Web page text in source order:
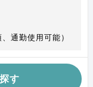
通勤使用可能）
す